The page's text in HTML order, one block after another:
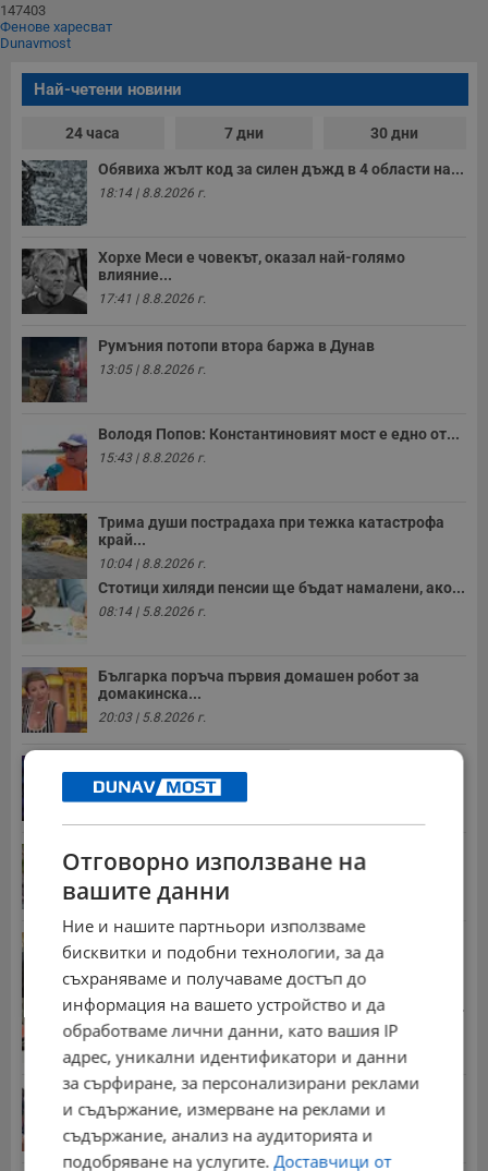
147403
Фенове харесват
Dunavmost
Най-четени новини
24 часа 7 дни 30 дни
Обявиха жълт код за силен дъжд в 4 области на...
18:14 | 8.8.2026 г.
Хорхе Меси е човекът, оказал най-голямо
влияние...
17:41 | 8.8.2026 г.
Румъния потопи втора баржа в Дунав
13:05 | 8.8.2026 г.
Володя Попов: Константиновият мост е едно от...
15:43 | 8.8.2026 г.
Трима души пострадаха при тежка катастрофа
край...
10:04 | 8.8.2026 г.
Стотици хиляди пенсии ще бъдат намалени, ако...
08:14 | 5.8.2026 г.
Българка поръча първия домашен робот за
домакинска...
20:03 | 5.8.2026 г.
11:12 | 2.8.2026 г.
Мъж загина след скок в реката до Къпиновския...
15:20 | 4.8.2026 г.
Иван Демерджиев смени трима областни
директори на...
13:55 | 5.8.2026 г.
Стотици хиляди пенсии ще бъдат намалени, ако...
08:14 | 5.8.2026 г.
Миа Халифа спечели 650 000 долара от титлата
на...
20:08 | 22.7.2026 г.
Отговорно използване на
вашите данни
Ние и нашите партньори използваме
бисквитки и подобни технологии, за да
съхраняваме и получаваме достъп до
информация на вашето устройство и да
обработваме лични данни, като вашия IP
адрес, уникални идентификатори и данни
за сърфиране, за персонализирани реклами
и съдържание, измерване на реклами и
съдържание, анализ на аудиторията и
подобряване на услугите.Доставчици от